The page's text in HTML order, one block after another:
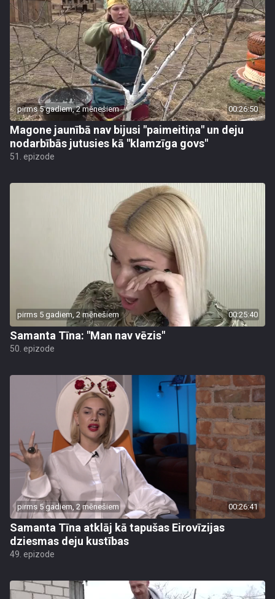
pirms 5 gadiem, 2 mēnešiem 00:26:50
Magone jaunībā nav bijusi "paimeitiņa" un deju
nodarbībās jutusies kā "klamzīga govs"
51. epizode
pirms 5 gadiem, 2 mēnešiem 00:25:40
Samanta Tīna: "Man nav vēzis"
50. epizode
pirms 5 gadiem, 2 mēnešiem 00:26:41
Samanta Tīna atklāj kā tapušas Eirovīzijas
dziesmas deju kustības
49. epizode